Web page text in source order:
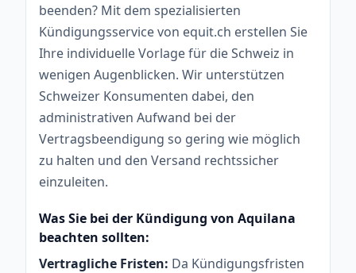
beenden? Mit dem spezialisierten
Kündigungsservice von equit.ch erstellen Sie
Ihre individuelle Vorlage für die Schweiz in
wenigen Augenblicken. Wir unterstützen
Schweizer Konsumenten dabei, den
administrativen Aufwand bei der
Vertragsbeendigung so gering wie möglich
zu halten und den Versand rechtssicher
einzuleiten.
Was Sie bei der Kündigung von Aquilana
beachten sollten:
Vertragliche Fristen: Da Kündigungsfristen